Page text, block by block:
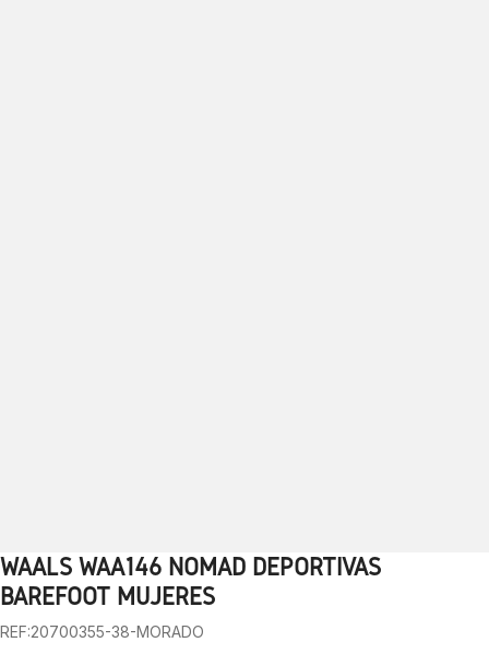
1 2 3 4 5 6 7 8
WAALS WAA146 NOMAD DEPORTIVAS
BAREFOOT MUJERES
REF:20700355-38-MORADO